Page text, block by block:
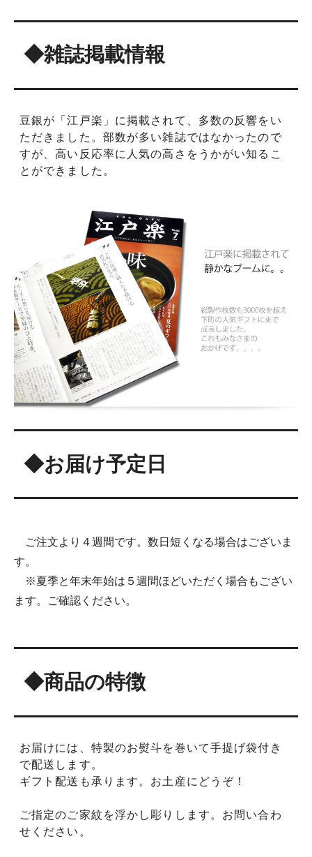
◆雑誌掲載情報
豆銀が「江戸楽」に掲載されて、多数の反響をい
ただきました。部数が多い雑誌ではなかったので
すが、高い反応率に人気の高さをうかがい知るこ
とができました。
◆お届け予定日
ご注文より４週間です。数日短くなる場合はございま
す。
※夏季と年末年始は５週間ほどいただく場合もござい
ます。ご確認ください。
◆商品の特徴
お届けには、特製のお熨斗を巻いて手提げ袋付き
で配送します。
ギフト配送も承ります。お土産にどうぞ！
ご指定のご家紋を浮かし彫りします。お問い合わ
せください。